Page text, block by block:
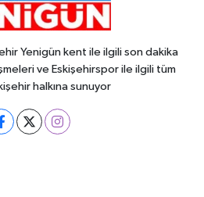
Yenigün kent ile ilgili son dakika
ve Eskişehirspor ile ilgili tüm
halkına sunuyor